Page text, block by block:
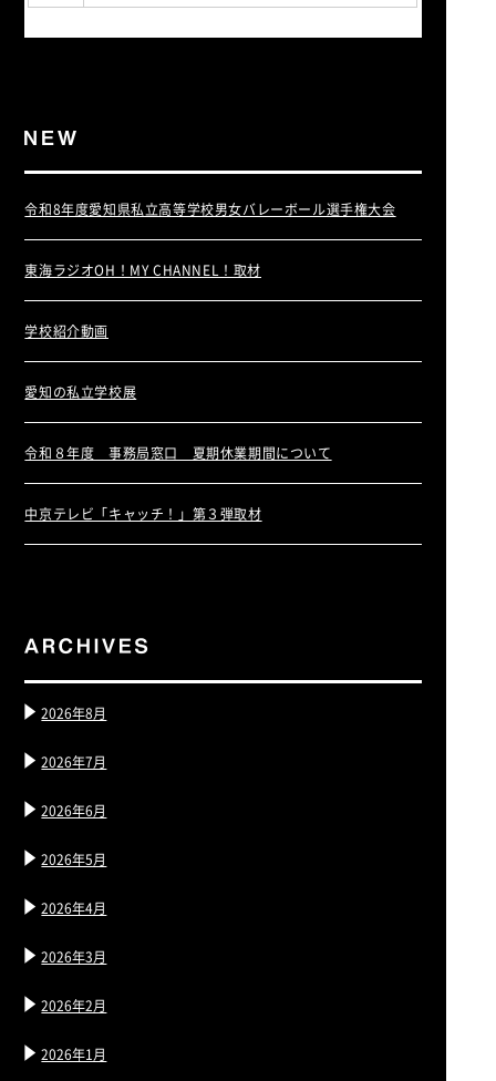
令和8年度愛知県私立高等学校男女バレーボール選手権大会
東海ラジオOH！MY CHANNEL！取材
学校紹介動画
愛知の私立学校展
令和８年度 事務局窓口 夏期休業期間について
中京テレビ「キャッチ！」第３弾取材
2026年8月
2026年7月
2026年6月
2026年5月
2026年4月
2026年3月
2026年2月
2026年1月